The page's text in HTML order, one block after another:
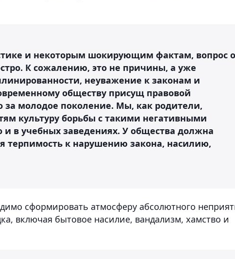
и некоторым шокирующим фактам, вопрос о
К сожалению, это не причины, а уже
неуважение к законам и
обществу присущ правовой
за молодое поколение. Мы, как родители,
культуру борьбы с такими негативными
в учебных заведениях. У общества должна
терпимость к нарушению закона, насилию,
сформировать атмосферу абсолютного
включая бытовое насилие, вандализм, хамство и